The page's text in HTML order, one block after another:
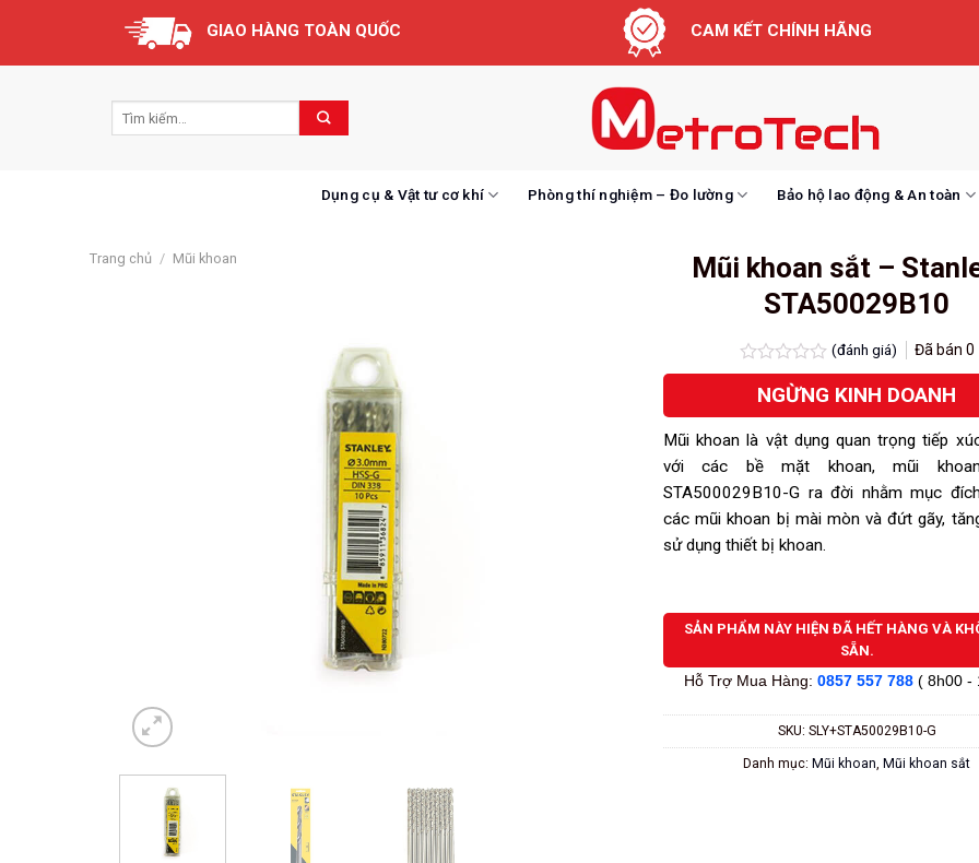
content
GIAO HÀNG TOÀN QUỐC CAM KẾT CHÍNH HÃNG
Dụng cụ & Vật tư cơ khí Phòng thí nghiệm – Đo lường Bảo hộ lao động & An toàn
Trang chủ / Mũi khoan
Mũi khoan sắt –
STA50029B10
Được
xếp
5
sao
(đánh giá) Đã bán0
NGỪNG KINH DOANH
Mũi khoan là vật dụng quan trọng tiếp
với các bề mặt khoan, mũi khoan
STA500029B10-G ra đời nhằm mục
các mũi khoan bị mài mòn và đứt gãy,
sử dụng thiết bị khoan.
SẢN PHẨM NÀY HIỆN ĐÃ HẾT HÀNG VÀ
SẴN.
Hỗ Trợ Mua Hàng: 0857 557 788 ( 8h00 -
SKU: SLY+STA50029B10-G
Danh mục: Mũi khoan, Mũi khoan sắt